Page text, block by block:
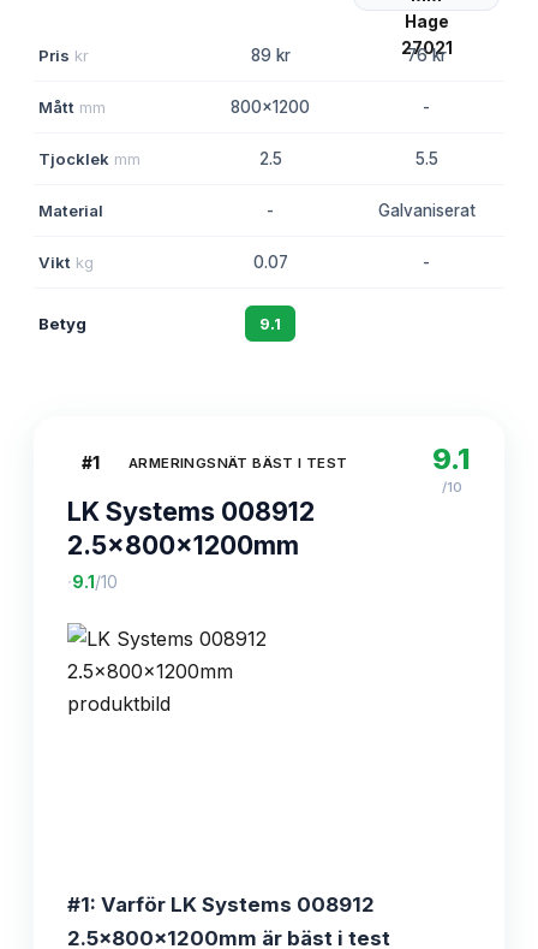
Pris kr 89 kr 76 kr
Mått mm 800x1200 -
Tjocklek mm 2.5 5.5
Material - Galvaniserat
Vikt kg 0.07 -
Betyg 9.1
#1 ARMERINGSNÄT BÄST I TEST
LK Systems 008912
2.5x800x1200mm
·9.1 /10
9.1
/10
#1: Varför LK Systems 008912
2.5x800x1200mm är bäst i test